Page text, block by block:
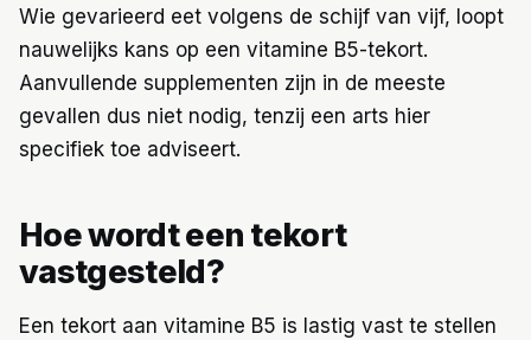
Wie gevarieerd eet volgens de schijf van vijf, loopt
nauwelijks kans op een vitamine B5-tekort.
Aanvullende supplementen zijn in de meeste
gevallen dus niet nodig, tenzij een arts hier
specifiek toe adviseert.
Hoe wordt een tekort
vastgesteld?
Een tekort aan vitamine B5 is lastig vast te stellen